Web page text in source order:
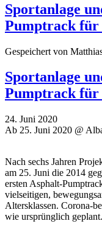
Sportanlage
Pumptrack
Gespeichert von
Sportanlage
Pumptrack
24. Juni 2020
Ab 25. Juni 2020 @
Nach sechs Jahren
am 25. Juni die 2014
ersten Asphalt-
vielseitigen,
Altersklassen. Corona-
wie ursprünglich geplant.